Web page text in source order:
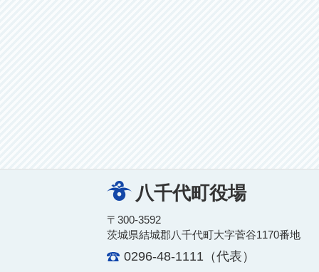
八千代町役場
〒300-3592
茨城県結城郡八千代町大字菅谷1170番地
0296-48-1111（代表）